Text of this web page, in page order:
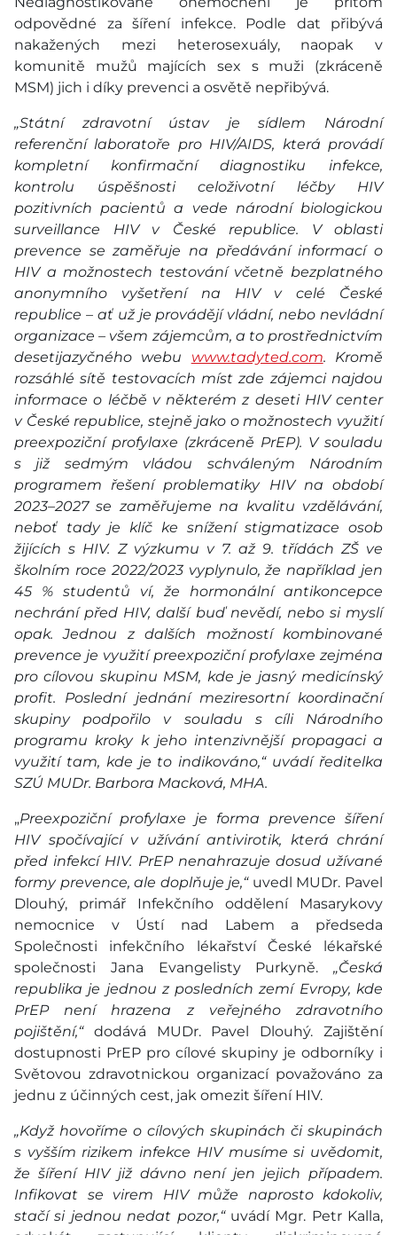
odpovědné za šíření infekce. Podle dat přibývá
nakažených mezi heterosexuály, naopak v
komunitě mužů majících sex s muži (zkráceně
MSM) jich i díky prevenci a osvětě nepřibývá.
„Státní zdravotní ústav je sídlem Národní
referenční laboratoře pro HIV/AIDS, která provádí
kompletní konfirmační diagnostiku infekce,
kontrolu úspěšnosti celoživotní léčby HIV
pozitivních pacientů a vede národní biologickou
surveillance HIV v České republice. V oblasti
prevence se zaměřuje na předávání informací o
HIV a možnostech testování včetně bezplatného
anonymního vyšetření na HIV v celé České
republice – ať už je provádějí vládní, nebo nevládní
organizace – všem zájemcům, a to prostřednictvím
desetijazyčného webu www.tadyted.com. Kromě
rozsáhlé sítě testovacích míst zde zájemci najdou
informace o léčbě v některém z deseti HIV center
v České republice, stejně jako o možnostech využití
preexpoziční profylaxe (zkráceně PrEP). V souladu
s již sedmým vládou schváleným Národním
programem řešení problematiky HIV na období
2023–2027 se zaměřujeme na kvalitu vzdělávání,
neboť tady je klíč ke snížení stigmatizace osob
žijících s HIV. Z výzkumu v 7. až 9. třídách ZŠ ve
školním roce 2022/2023 vyplynulo, že například jen
45 % studentů ví, že hormonální antikoncepce
nechrání před HIV, další buď nevědí, nebo si myslí
opak. Jednou z dalších možností kombinované
prevence je využití preexpoziční profylaxe zejména
pro cílovou skupinu MSM, kde je jasný medicínský
profit. Poslední jednání meziresortní koordinační
skupiny podpořilo v souladu s cíli Národního
programu kroky k jeho intenzivnější propagaci a
využití tam, kde je to indikováno,“ uvádí ředitelka
SZÚ MUDr. Barbora Macková, MHA.
„Preexpoziční profylaxe je forma prevence šíření
HIV spočívající v užívání antivirotik, která chrání
před infekcí HIV. PrEP nenahrazuje dosud užívané
formy prevence, ale doplňuje je,“uvedl MUDr. Pavel
Dlouhý, primář Infekčního oddělení Masarykovy
nemocnice v Ústí nad Labem a předseda
Společnosti infekčního lékařství České lékařské
společnosti Jana Evangelisty Purkyně. „Česká
republika je jednou z posledních zemí Evropy, kde
PrEP není hrazena z veřejného zdravotního
pojištění,“dodává MUDr. Pavel Dlouhý. Zajištění
dostupnosti PrEP pro cílové skupiny je odborníky i
Světovou zdravotnickou organizací považováno za
jednu z účinných cest, jak omezit šíření HIV.
„Když hovoříme o cílových skupinách či skupinách
s vyšším rizikem infekce HIV musíme si uvědomit,
že šíření HIV již dávno není jen jejich případem.
Infikovat se virem HIV může naprosto kdokoliv,
stačí si jednou nedat pozor,“uvádí Mgr. Petr Kalla,